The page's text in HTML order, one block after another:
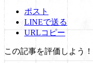
ポスト
LINEで送る
URLコピー
この記事を評価しよう！